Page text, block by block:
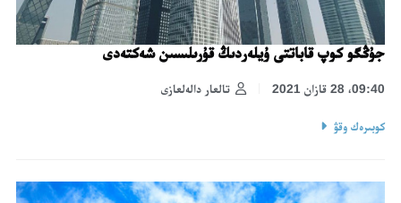
جۇڭگو كوپ قاباتتى ۇيلەردىڭ قۇرىلىسىن شەكتەدى
تالعار دالەلعازى 09:40، 28 قازان 2021
كوبىرەك وقۋ